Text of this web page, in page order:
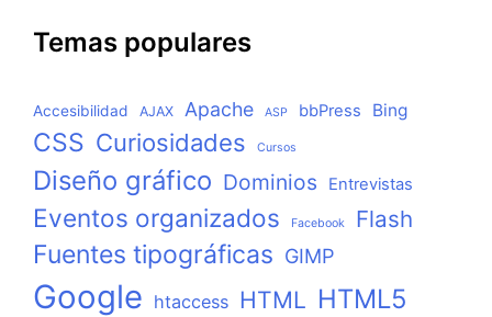
Temas populares
Accesibilidad AJAX Apache ASP bbPress Bing
CSS Curiosidades Cursos
Diseño gráfico Dominios Entrevistas
Eventos organizados Facebook Flash
Fuentes tipográficas GIMP
Google htaccess HTML HTML5